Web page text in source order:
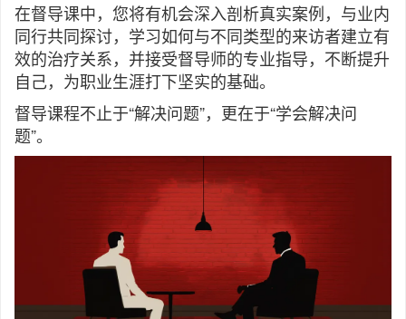
在督导课中，您将有机会深入剖析真实案例，与业内
同行共同探讨，学习如何与不同类型的来访者建立有
效的治疗关系，并接受督导师的专业指导，不断提升
自己，为职业生涯打下坚实的基础。
督导课程不止于“解决问题”，更在于“学会解决问
题”。